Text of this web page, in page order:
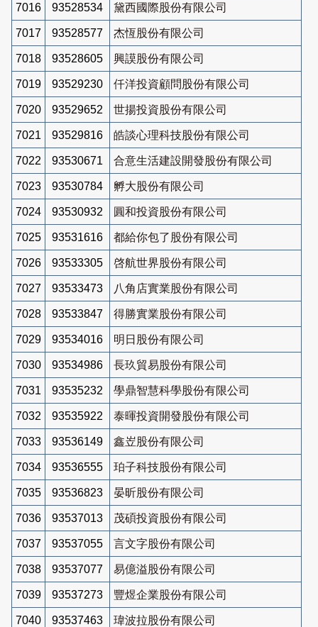
7016 93528534 黛西國際股份有限公司
7017 93528577 杰恆股份有限公司
7018 93528605 興謨股份有限公司
7019 93529230 仟洋投資顧問股份有限公司
7020 93529652 世揚投資股份有限公司
7021 93529816 皓談心理科技股份有限公司
7022 93530671 合意生活建設開發股份有限公司
7023 93530784 孵大股份有限公司
7024 93530932 圓和投資股份有限公司
7025 93531616 都給你包了股份有限公司
7026 93533305 啓航世界股份有限公司
7027 93533473 八角店實業股份有限公司
7028 93533847 得勝實業股份有限公司
7029 93534016 明日股份有限公司
7030 93534986 長玖貿易股份有限公司
7031 93535232 學鼎智慧科學股份有限公司
7032 93535922 泰暉投資開發股份有限公司
7033 93536149 鑫岦股份有限公司
7034 93536555 珀子科技股份有限公司
7035 93536823 晏昕股份有限公司
7036 93537013 茂碩投資股份有限公司
7037 93537055 言文字股份有限公司
7038 93537077 易億溢股份有限公司
7039 93537273 豐煜企業股份有限公司
7040 93537463 瑋波拉股份有限公司